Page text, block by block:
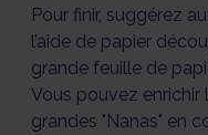
Pour finir, suggérez
l’aide de papier
grande feuille de
Vous pouvez enrichir
grandes "Nanas" en